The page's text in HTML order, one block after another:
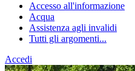
Accesso all'informazione
Acqua
Assistenza agli invalidi
Tutti gli argomenti...
Accedi